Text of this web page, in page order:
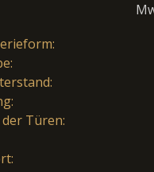
Türen: